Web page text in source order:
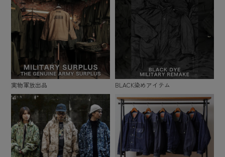
実物軍放出品 BLACK染めアイテム